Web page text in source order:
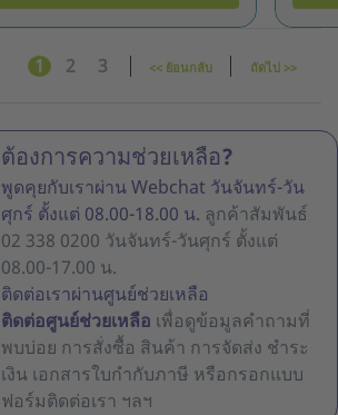
1 2 3 << ย้อนกลับ ถัดไป >>
ต้องการความช่วยเหลือ?
พูดคุยกับเราผ่าน Webchat วันจันทร์-วัน
ศุกร์ ตั้งแต่ 08.00-18.00 น. ลูกค้าสัมพันธ์
02 338 0200 วันจันทร์-วันศุกร์ ตั้งแต่
08.00-17.00 น.
ติดต่อเราผ่านศูนย์ช่วยเหลือ
ติดต่อศูนย์ช่วยเหลือ เพื่อดูข้อมูลคำถามที่
พบบ่อย การสั่งซื้อ สินค้า การจัดส่ง ชำระ
เงิน เอกสารใบกำกับภาษี หรือกรอกแบบ
ฟอร์มติดต่อเรา ฯลฯ